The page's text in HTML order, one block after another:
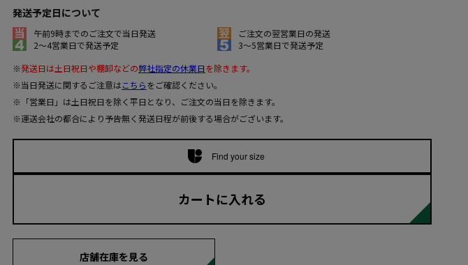
発送予定日について
午前9時までのご注文で当日発送
ご注文の翌営業日の発送
2～4営業日で発送予定
3～5営業日で発送予定
※発送日は土日祝日や棚卸などの弊社指定の休業日を除きます。
※当日発送に関するご注意はこちらをご確認ください。
※「営業日」は土日祝日を除く平日となり、ご注文の当日を除きます。
※運送会社の都合により予告無く発送日程が前後する場合がございます。
Find your size
カートに入れる
店舗在庫を見る